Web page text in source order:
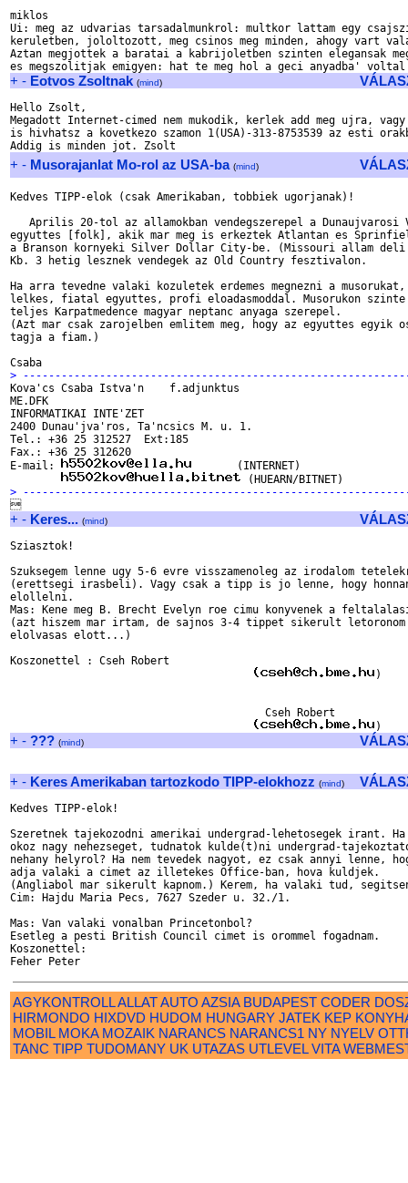
miklos
Ui: meg az udvarias tarsadalmunkrol: multkor lattam egy
keruletben, jololtozott, meg csinos meg minden, ahogy vart
Aztan megjottek a baratai a kabrijoletben szinten elegansak
+ - Eotvos Zsoltnak (mind)
Hello Zsolt,
Megadott Internet-cimed nem mukodik, kerlek add meg ujra,
is hivhatsz a kovetkezo szamon 1(USA)-313-8753539 az esti
+ - Musorajanlat Mo-rol az USA-ba (mind)
Kedves TIPP-elok (csak Amerikaban, tobbiek ugorjanak)!
Aprilis 20-tol az allamokban vendegszerepel a Dunaujvarosi
egyuttes [folk], akik mar meg is erkeztek Atlantan es
a Branson kornyeki Silver Dollar City-be. (Missouri allam
Kb. 3 hetig lesznek vendegek az Old Country fesztivalon.
Ha arra tevedne valaki kozuletek erdemes megnezni a musorukat,
lelkes, fiatal egyuttes, profi eloadasmoddal. Musorukon szinte
teljes Karpatmedence magyar neptanc anyaga szerepel.
(Azt mar csak zarojelben emlitem meg, hogy az egyuttes egyik
tagja a fiam.)
>
Kova'cs Csaba Istva'n    f.adjunktus
ME.DFK
INFORMATIKAI INTE'ZET
2400 Dunau'jva'ros, Ta'ncsics M. u. 1.
Tel.: +36 25 312527  Ext:185
Fax.: +36 25 312620
E-mail:
       (INTERNET)
>
+ - Keres... (mind)
Sziasztok!
Szuksegem lenne ugy 5-6 evre visszamenoleg az irodalom
(erettsegi irasbeli). Vagy csak a tipp is jo lenne, hogy
elollelni.
Mas: Kene meg B. Brecht Evelyn roe cimu konyvenek a
(azt hiszem mar irtam, de sajnos 3-4 tippet sikerult
elolvasas elott...)
Koszonettel : Cseh Robert
)
                                        Cseh Robert
+ - ??? (mind)
+ - Keres Amerikaban tartozkodo TIPP-elokhozz (mind)
Kedves TIPP-elok!
Szeretnek tajekozodni amerikai undergrad-lehetosegek irant.
okoz nagy nehezseget, tudnatok kulde(t)ni undergrad-
nehany helyrol? Ha nem tevedek nagyot, ez csak annyi lenne,
adja valaki a cimet az illetekes Office-ban, hova kuldjek.
(Angliabol mar sikerult kapnom.) Kerem, ha valaki tud,
Cim: Hajdu Maria Pecs, 7627 Szeder u. 32./1.
Mas: Van valaki vonalban Princetonbol?
Esetleg a pesti British Council cimet is orommel fogadnam.
Koszonettel:
AGYKONTROLLALLATAUTO AZSIA BUDAPEST CODER
HIRMONDO HIXDVD HUDOM HUNGARY JATEK KEP
MOBIL MOKA MOZAIK NARANCS NARANCS1 NY NYELV
TANC TIPP TUDOMANY UK UTAZAS UTLEVEL VITA